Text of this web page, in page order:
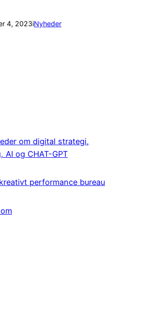
4, 2023iNyheder
om digital strategi,
AI og CHAT-GPT
performance bureau